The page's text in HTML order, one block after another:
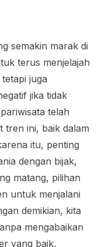
semakin marak di
terus menjelajah
juga
jika tidak
telah
tren ini, baik dalam
itu, penting
dengan bijak,
matang, pilihan
untuk menjalani
demikian, kita
mengabaikan
yang baik.